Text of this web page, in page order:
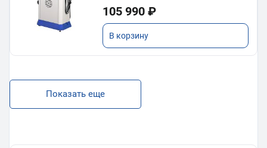
105 990 ₽
В корзину
Показать еще